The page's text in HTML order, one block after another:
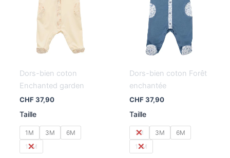
Dors-bien coton
Enchanted garden
CHF37,90
Taille
1M 3M
6M
12M
Dors-bien coton Forêt
enchantée
CHF37,90
Taille
1M 3M
6M
12M